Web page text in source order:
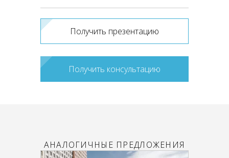
Получить презентацию
Получить консультацию
АНАЛОГИЧНЫЕ ПРЕДЛОЖЕНИЯ